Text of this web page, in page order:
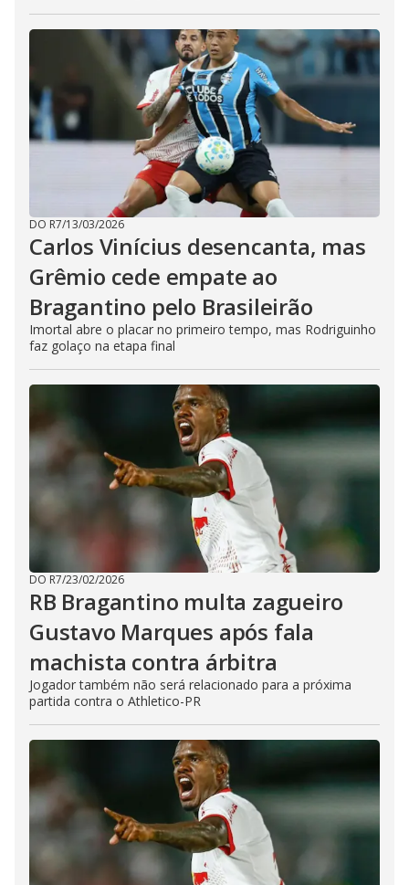
DO R7/13/03/2026
Carlos Vinícius desencanta, mas
Grêmio cede empate ao
Bragantino pelo Brasileirão
Imortal abre o placar no primeiro tempo, mas Rodriguinho
faz golaço na etapa final
DO R7/23/02/2026
RB Bragantino multa zagueiro
Gustavo Marques após fala
machista contra árbitra
Jogador também não será relacionado para a próxima
partida contra o Athletico-PR